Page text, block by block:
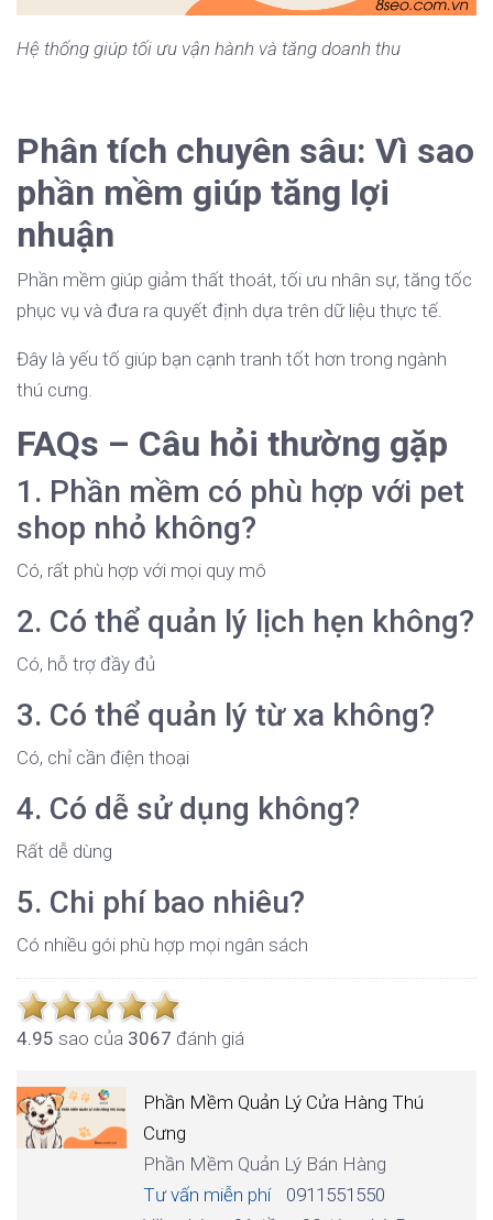
Hệ thống giúp tối ưu vận hành và tăng doanh thu
Phân tích chuyên sâu: Vì sao
phần mềm giúp tăng lợi
nhuận
Phần mềm giúp giảm thất thoát, tối ưu nhân sự, tăng tốc
phục vụ và đưa ra quyết định dựa trên dữ liệu thực tế.
Đây là yếu tố giúp bạn cạnh tranh tốt hơn trong ngành
thú cưng.
FAQs – Câu hỏi thường gặp
1. Phần mềm có phù hợp với pet
shop nhỏ không?
Có, rất phù hợp với mọi quy mô
2. Có thể quản lý lịch hẹn không?
Có, hỗ trợ đầy đủ
3. Có thể quản lý từ xa không?
Có, chỉ cần điện thoại
4. Có dễ sử dụng không?
Rất dễ dùng
5. Chi phí bao nhiêu?
Có nhiều gói phù hợp mọi ngân sách
4.95 sao của 3067 đánh giá
Phần Mềm Quản Lý Cửa Hàng Thú
Cưng
Phần Mềm Quản Lý Bán Hàng
Tư vấn miễn phí
0911551550